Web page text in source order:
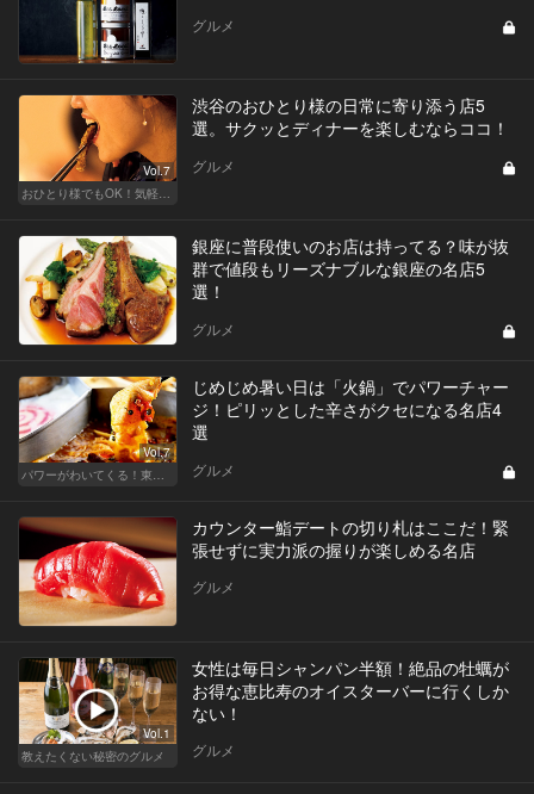
グルメ
Vol.7
渋谷のおひとり様の日常に寄り添う店5
選。サクッとディナーを楽しむならココ！
グルメ
銀座に普段使いのお店は持ってる？味が抜
群で値段もリーズナブルな銀座の名店5
選！
グルメ
Vol.7
じめじめ暑い日は「火鍋」でパワーチャー
ジ！ピリッとした辛さがクセになる名店4
選
グルメ
カウンター鮨デートの切り札はここだ！緊
張せずに実力派の握りが楽しめる名店
グルメ
Vol.1
教えたくない秘密のグルメ
女性は毎日シャンパン半額！絶品の牡蠣が
お得な恵比寿のオイスターバーに行くしか
ない！
グルメ